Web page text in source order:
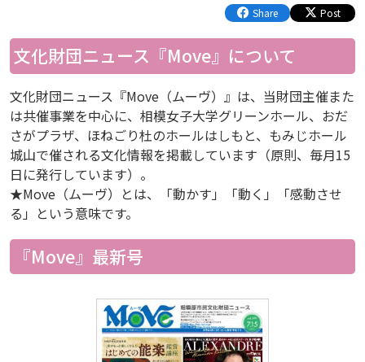
Share
Post
文化財団ニュース『Move』について
文化財団ニュース『Move（ムーヴ）』は、当財団主催また
は共催事業を中心に、相模女子大学グリーンホール、おだ
さがプラザ、ほねごり杜のホールはしもと、もみじホール
城山で催される文化情報を掲載しています（原則、毎月15
日に発行しています）。
★Move（ムーヴ）とは、「動かす」「動く」「感動させ
る」という意味です。
『Move』最新号